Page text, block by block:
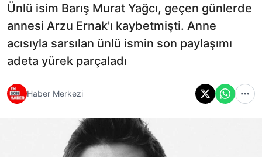
Ünlü isim Barış Murat Yağcı, geçen günlerde
annesi Arzu Ernak'ı kaybetmişti. Anne
acısıyla sarsılan ünlü ismin son paylaşımı
adeta yürek parçaladı
Haber Merkezi